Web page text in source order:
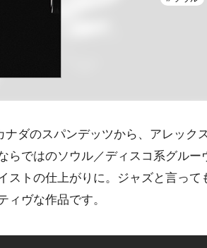
ナダのスパンデッツから、 アレック
らではのソウル／ディスコ 系グルー
ストの仕上がりに。ジャズと言って
ヴな作品です。